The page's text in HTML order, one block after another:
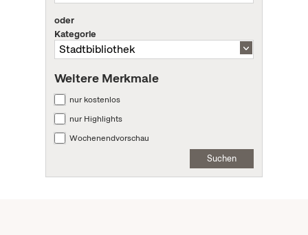
oder
Kategorie
Weitere Merkmale
nur kostenlos
nur Highlights
Wochenendvorschau
Suchen